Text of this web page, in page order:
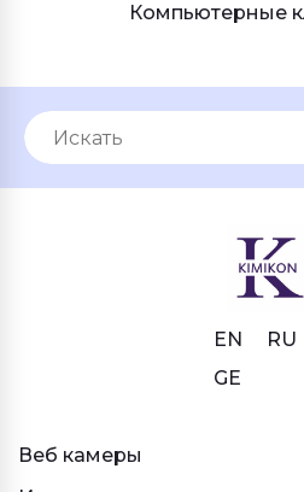
Компьютерные
Веб камеры
EN
RU
GE